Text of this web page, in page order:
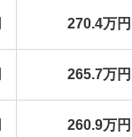
270.4万
265.7万
260.9万